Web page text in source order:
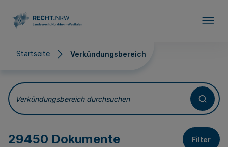
Startseite Verkündungsbereich
Verkündungsbereich
Verkündungsbereich durchsuchen
29450 Dokumente Filter